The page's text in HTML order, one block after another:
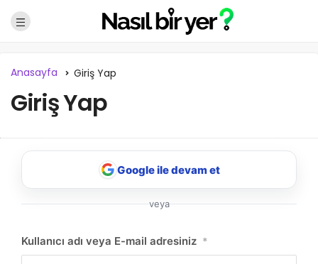
Anasayfa Giriş Yap
Giriş Yap
Google ile devam et
veya
Kullanıcı adı veya E-mail adresiniz *
NBY Akıllı Asistan
AI kullanmadan, sitedeki gerçek yerlerle akıllı rota